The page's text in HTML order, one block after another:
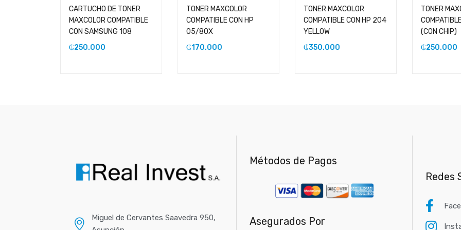
CARTUCHO DE TONER
MAXCOLOR COMPATIBLE
CON SAMSUNG 108
₲250.000
TONER MAXCOLOR
COMPATIBLE CON HP
05/80X
₲170.000
TONER MAXCOLOR
COMPATIBLE CON HP 204
YELLOW
₲350.000
TONER
(CON CHIP)
₲250.000
Miguel de Cervantes Saavedra 950,
Métodos de Pagos
Asegurados Por
Redes